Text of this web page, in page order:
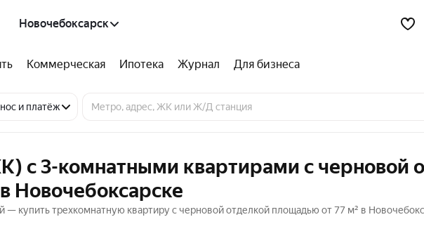
Новочебоксарск
Коммерческая Ипотека Журнал Для бизнеса
и платёж
с 3-комнатными квартирами с черновой
Новочебоксарске
— купить трехкомнатную квартиру с черновой отделкой площадью от 77 м² в